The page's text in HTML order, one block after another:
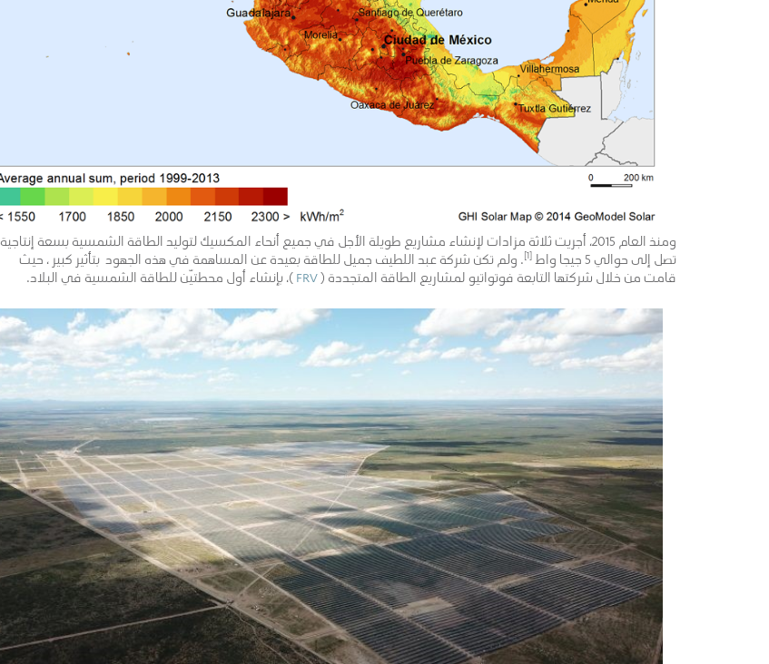
ومنذ العام 2015، أجريت ثلاثة مزادات لإنشاء مشاريع طويلة الأجل في جميع أنحاء المكسيك لتوليد الطاقة الشمسية بسعة إنتاجية
تصل إلى حوالي 5 جيجا واط
[1]
. ولم تكن شركة عبد اللطيف جميل للطاقة بعيدة عن المساهمة في هذه الجهود بتأثير كبير ، حيث
قامت من خلال شركتها التابعة فوتواتيو لمشاريع الطاقة المتجددة (FRV)، بإنشاء أول محطتيّن للطاقة الشمسية في البلاد.